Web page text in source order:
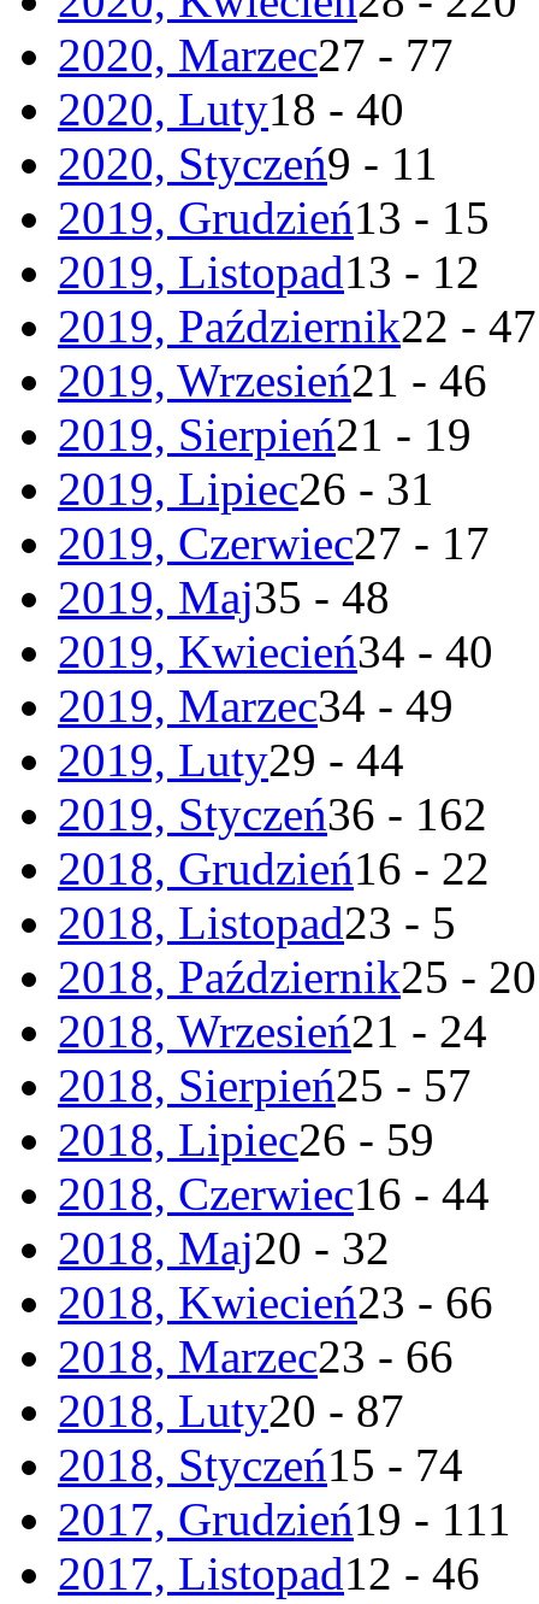
2020, Marzec27 - 77
2020, Luty18 - 40
2020, Styczeń9 - 11
2019, Grudzień13 - 15
2019, Listopad13 - 12
2019, Październik22 - 47
2019, Wrzesień21 - 46
2019, Sierpień21 - 19
2019, Lipiec26 - 31
2019, Czerwiec27 - 17
2019, Maj35 - 48
2019, Kwiecień34 - 40
2019, Marzec34 - 49
2019, Luty29 - 44
2019, Styczeń36 - 162
2018, Grudzień16 - 22
2018, Listopad23 - 5
2018, Październik25 - 20
2018, Wrzesień21 - 24
2018, Sierpień25 - 57
2018, Lipiec26 - 59
2018, Czerwiec16 - 44
2018, Maj20 - 32
2018, Kwiecień23 - 66
2018, Marzec23 - 66
2018, Luty20 - 87
2018, Styczeń15 - 74
2017, Grudzień19 - 111
2017, Listopad12 - 46